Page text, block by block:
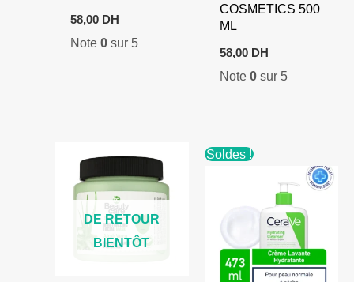
58,00 DH
Note 0sur 5
COSMETICS 500
ML
58,00 DH
Note0 sur 5
DE RETOUR
BIENTÔT
Soldes !